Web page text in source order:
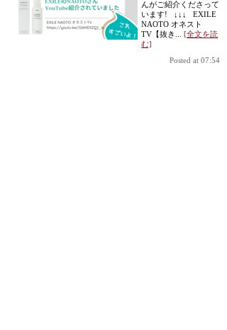
んがご紹介くださって
います! ↓↓↓ EXILE
NAOTO オネスト
TV【抜き...
[全文を読
む]
Posted at 07:54